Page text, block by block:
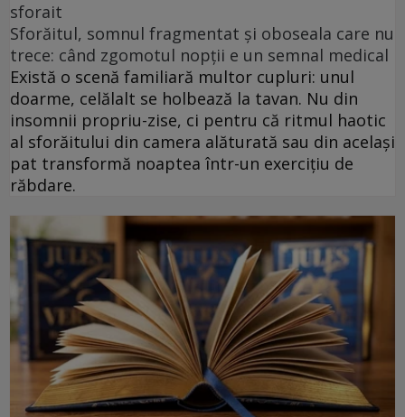
sforait
Sforăitul, somnul fragmentat și oboseala care nu
trece: când zgomotul nopții e un semnal medical
Există o scenă familiară multor cupluri: unul
doarme, celălalt se holbează la tavan. Nu din
insomnii propriu-zise, ci pentru că ritmul haotic
al sforăitului din camera alăturată sau din același
pat transformă noaptea într-un exercițiu de
răbdare.